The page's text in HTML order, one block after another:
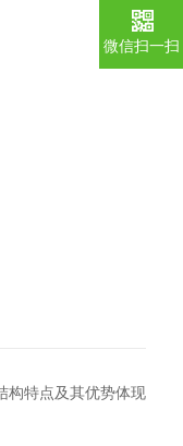
构特点及其优势体现
微信扫一扫